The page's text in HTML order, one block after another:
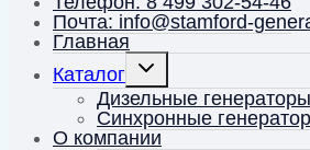
Почта: info@stamford-
Главная
Каталог
Переключить
дочернее
меню
Дизельные генераторы
Синхронные
О компании